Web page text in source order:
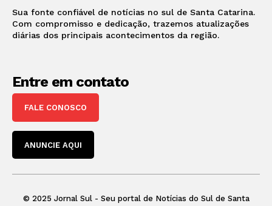
Sua fonte confiável de notícias no sul de Santa Catarina.
Com compromisso e dedicação, trazemos atualizações
diárias dos principais acontecimentos da região.
Entre em contato
FALE CONOSCO
ANUNCIE AQUI
© 2025 Jornal Sul - Seu portal de Notícias do Sul de Santa